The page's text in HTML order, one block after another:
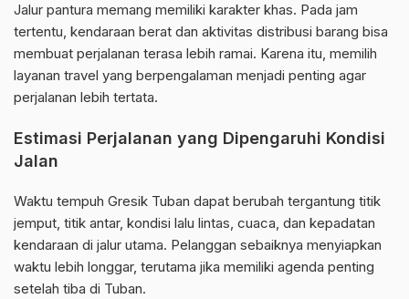
Jalur pantura memang memiliki karakter khas. Pada jam
tertentu, kendaraan berat dan aktivitas distribusi barang bisa
membuat perjalanan terasa lebih ramai. Karena itu, memilih
layanan travel yang berpengalaman menjadi penting agar
perjalanan lebih tertata.
Estimasi Perjalanan yang Dipengaruhi Kondisi
Jalan
Waktu tempuh Gresik Tuban dapat berubah tergantung titik
jemput, titik antar, kondisi lalu lintas, cuaca, dan kepadatan
kendaraan di jalur utama. Pelanggan sebaiknya menyiapkan
waktu lebih longgar, terutama jika memiliki agenda penting
setelah tiba di Tuban.